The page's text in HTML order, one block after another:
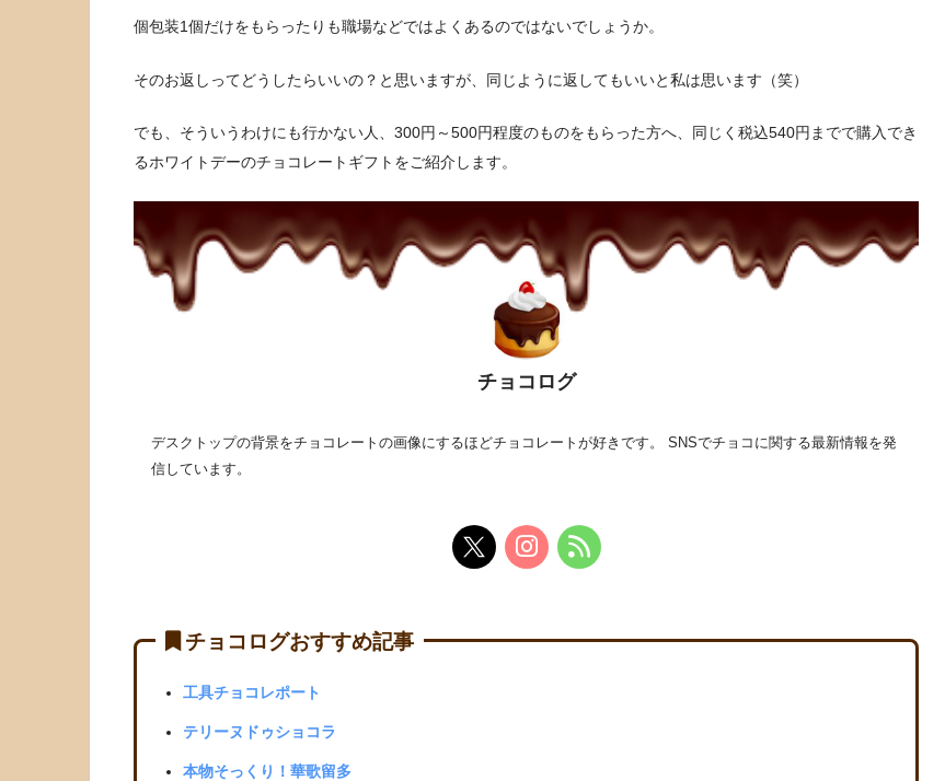
個包装1個だけをもらったりも職場などではよくあるのではないでしょうか。
そのお返しってどうしたらいいの？と思いますが、同じように返してもいいと私は思います（笑）
でも、そういうわけにも行かない人、300円～500円程度のものをもらった方へ、同じく税込540円までで購入でき
るホワイトデーのチョコレートギフトをご紹介します。
チョコログ
デスクトップの背景をチョコレートの画像にするほどチョコレートが好きです。 SNSでチョコに関する最新情報を発
信しています。
チョコログおすすめ記事
工具チョコレポート
テリーヌドゥショコラ
本物そっくり！華歌留多